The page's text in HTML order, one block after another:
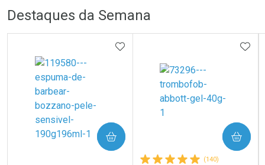
Laboratório
Ativar Desconto
Por Menos
Destaques da Semana
ADICIONAR AOS FAVORITOS
COMPRAR
(140)
COMPRAR